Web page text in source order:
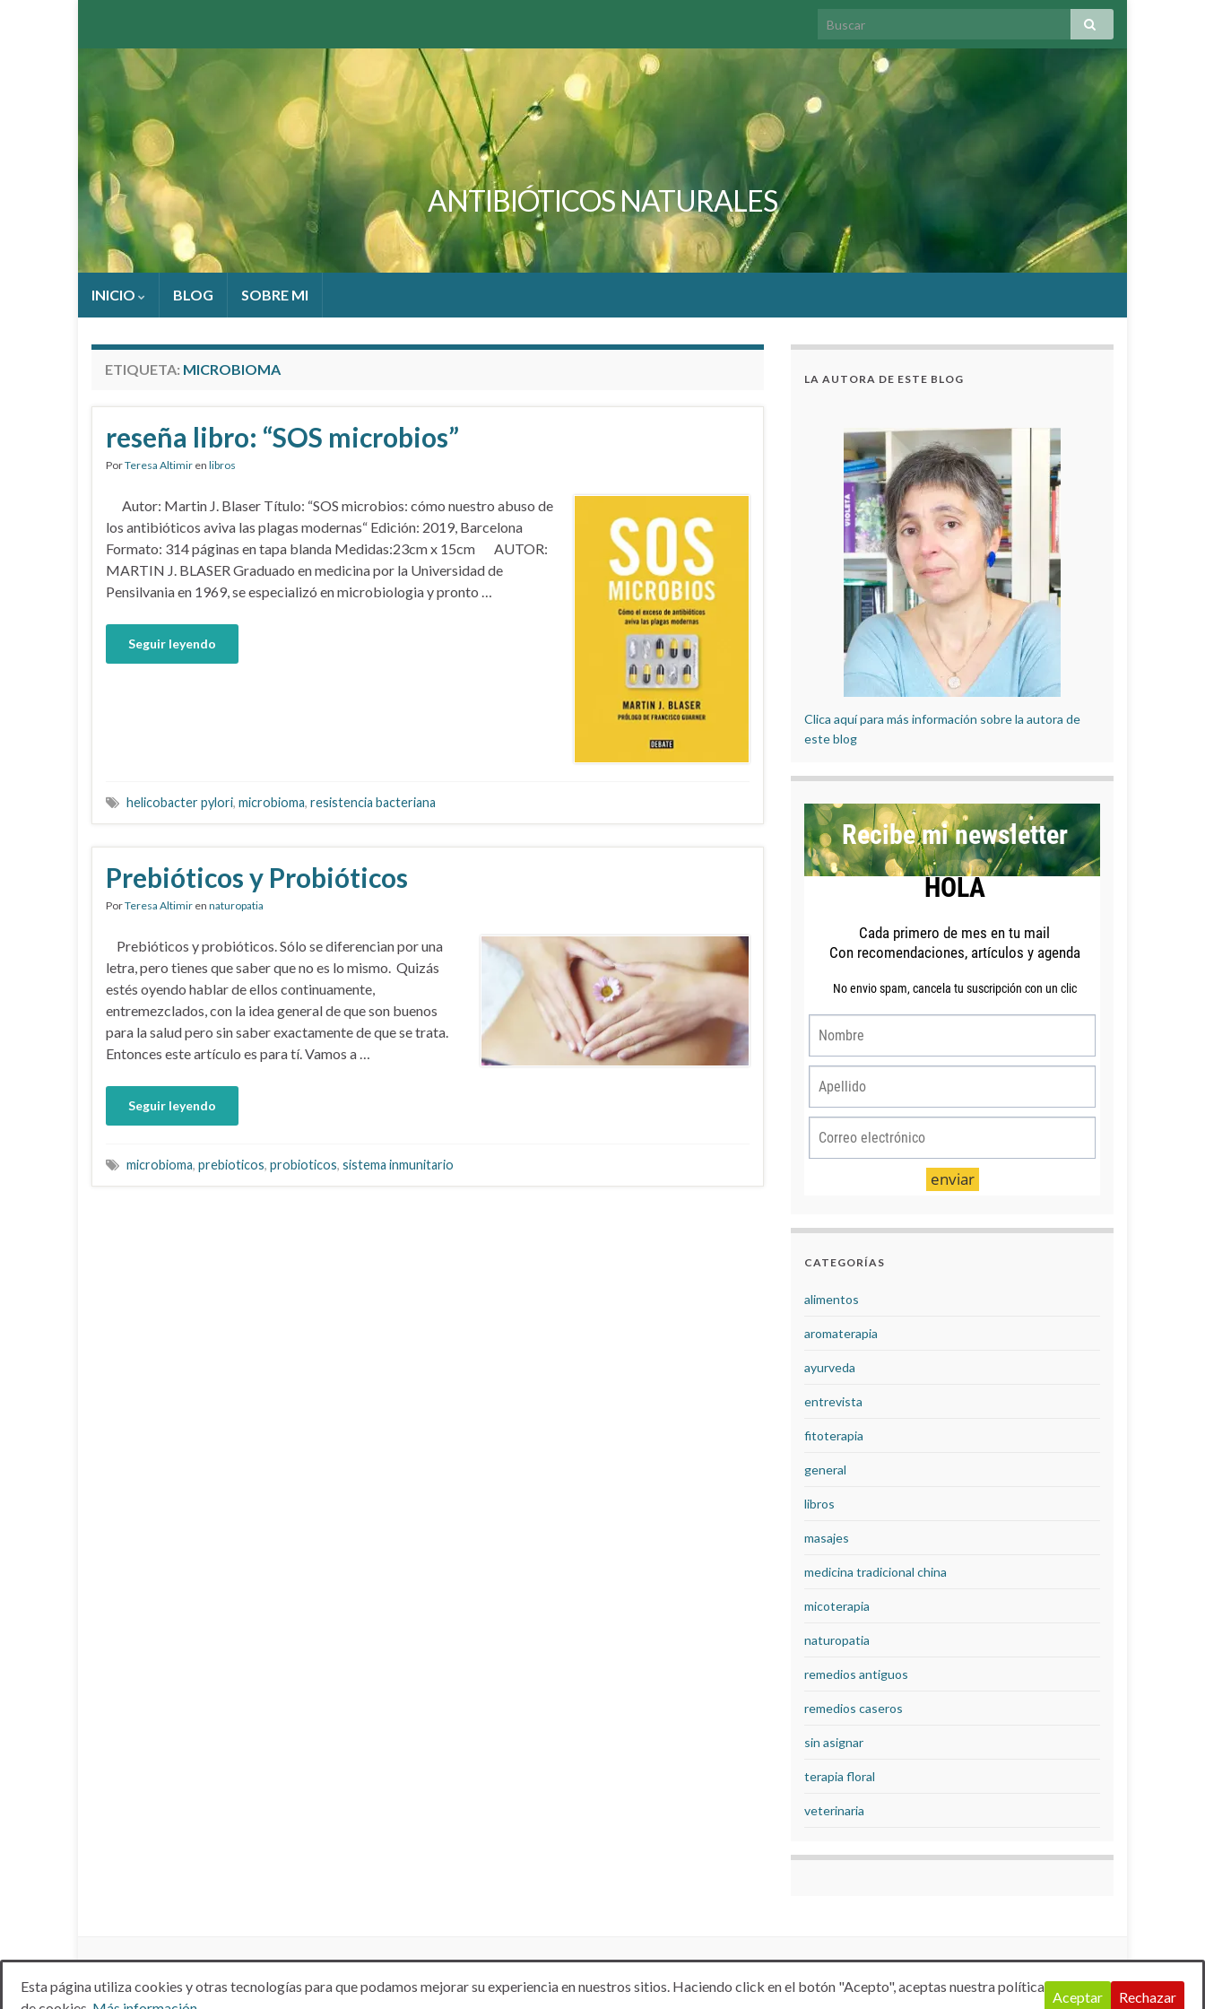
ANTIBIÓTICOS NATURALES
INICIO BLOG SOBRE MI
ETIQUETA: MICROBIOMA
reseña libro: “SOS microbios”
PorTeresa Altimir en libros
Autor: Martin J. Blaser Título: “SOS microbios: cómo nuestro abuso de
los antibióticos aviva las plagas modernas“ Edición: 2019, Barcelona
Formato: 314 páginas en tapa blanda Medidas:23cm x 15cm AUTOR:
MARTIN J. BLASER Graduado en medicina por la Universidad de
Pensilvania en 1969, se especializó en microbiologia y pronto …
Seguir leyendo
helicobacter pylori, microbioma, resistencia bacteriana
Prebióticos y Probióticos
PorTeresa Altimir en naturopatia
Prebióticos y probióticos. Sólo se diferencian por una
letra, pero tienes que saber que no es lo mismo. Quizás
estés oyendo hablar de ellos continuamente,
entremezclados, con la idea general de que son buenos
para la salud pero sin saber exactamente de que se trata.
Entonces este artículo es para tí. Vamos a …
Seguir leyendo
microbioma, prebioticos, probioticos, sistema inmunitario
LA AUTORA DE ESTE BLOG
Clica aquí para más información sobre la autora de
este blog
CATEGORÍAS
alimentos
aromaterapia
ayurveda
entrevista
fitoterapia
general
libros
masajes
medicina tradicional china
micoterapia
naturopatia
remedios antiguos
remedios caseros
sin asignar
terapia floral
veterinaria
© 2026 ANTIBIÓTICOS NATURALES.
Esta página utiliza cookies y otras tecnologías para que podamos mejorar su experiencia en nuestros sitios. Haciendo click en el botón "Acepto", aceptas nuestra política
Aceptar Rechazar